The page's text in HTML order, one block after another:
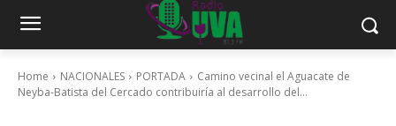
Home NACIONALES PORTADA
Camino vecinal el Aguacate de
Neyba-Batista del Cercado contribuiría al desarrollo del...